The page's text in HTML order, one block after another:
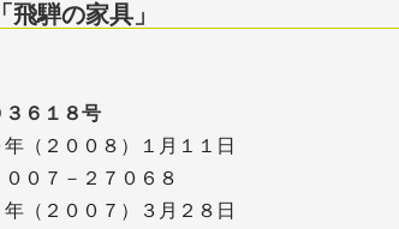
騨の家具」
６１８号
（２００８）１月１１日
０７－２７０６８
（２００７）３月２８日